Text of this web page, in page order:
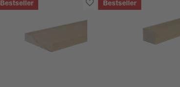
Bestseller Bestseller